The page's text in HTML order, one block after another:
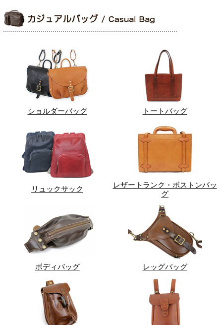
ショルダーバッグ トートバッグ
リュックサック
レザートランク・ボストンバッ
グ
ボディバッグ レッグバッグ